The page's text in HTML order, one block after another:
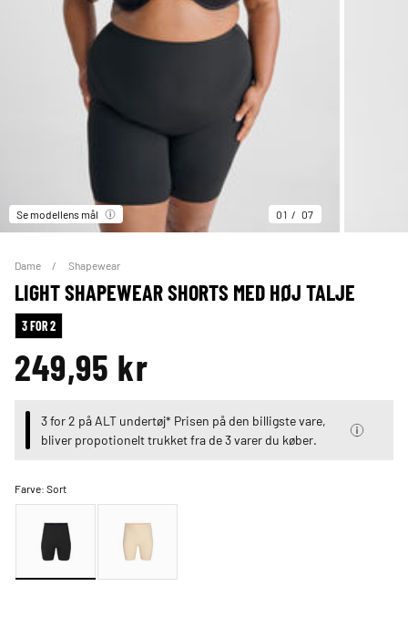
Se modellens mål 01 07
Dame Shapewear
LIGHT SHAPEWEAR SHORTS MED HØJ TALJE
3 FOR 2
249,95 kr
3 for 2 på ALT undertøj* Prisen på den billigste vare,
bliver propotionelt trukket fra de 3 varer du køber.
Farve:Sort